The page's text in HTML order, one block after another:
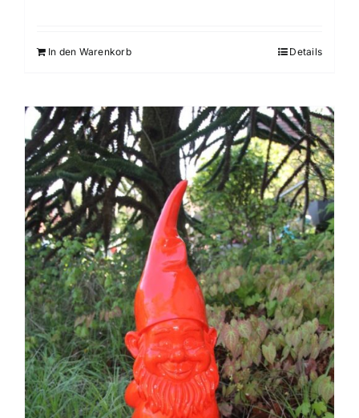
In den Warenkorb Details